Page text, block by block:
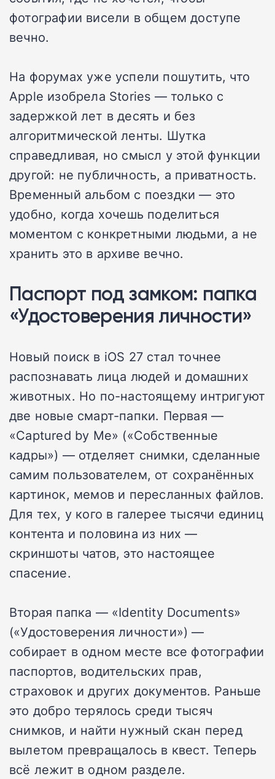
фотографии висели в общем доступе
вечно.
На форумах уже успели пошутить, что
Apple изобрела Stories — только с
задержкой лет в десять и без
алгоритмической ленты. Шутка
справедливая, но смысл у этой функции
другой: не публичность, а приватность.
Временный альбом с поездки — это
удобно, когда хочешь поделиться
моментом с конкретными людьми, а не
хранить это в архиве вечно.
Паспорт под замком: папка
«Удостоверения личности»
Новый поиск в iOS 27 стал точнее
распознавать лица людей и домашних
животных. Но по-настоящему интригуют
две новые смарт-папки. Первая —
«Captured by Me» («Собственные
кадры») — отделяет снимки, сделанные
самим пользователем, от сохранённых
картинок, мемов и пересланных файлов.
Для тех, у кого в галерее тысячи единиц
контента и половина из них —
скриншоты чатов, это настоящее
спасение.
Вторая папка — «Identity Documents»
(«Удостоверения личности») —
собирает в одном месте все фотографии
паспортов, водительских прав,
страховок и других документов. Раньше
это добро терялось среди тысяч
снимков, и найти нужный скан перед
вылетом превращалось в квест. Теперь
всё лежит в одном разделе.